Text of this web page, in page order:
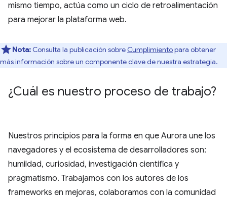
mismo tiempo, actúa como un ciclo de retroalimentación
para mejorar la plataforma web.
Nota: Consulta la publicación sobre Cumplimientopara obtener
más información sobre un componente clave de nuestra estrategia.
¿Cuál es nuestro proceso de trabajo?
Nuestros principios para la forma en que Aurora une los
navegadores y el ecosistema de desarrolladores son:
humildad, curiosidad, investigación científica y
pragmatismo. Trabajamos con los autores de los
frameworks en mejoras, colaboramos con la comunidad